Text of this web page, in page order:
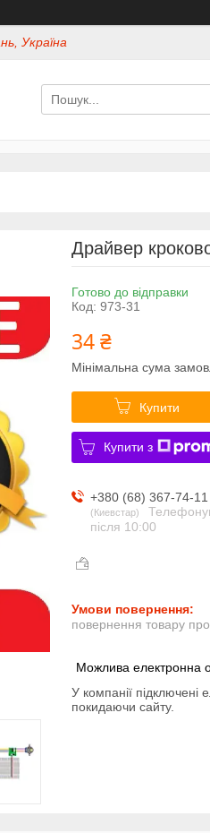
Україна
Драйвер
Готово до відправки
Код: 973-31
34 ₴
Мінімальна сума
Купити
Купити з
+380 (68) 367-74-11
Киевстар
після 10:00
повернення товару
У компанії підключені
покидаючи сайту.